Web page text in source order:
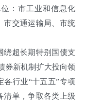
：市工业和信息化
市交通运输局、市统
绕超长期特别国债支
券新机制扩大投向领
各行业“十五五”专项
清单，争取各类上级